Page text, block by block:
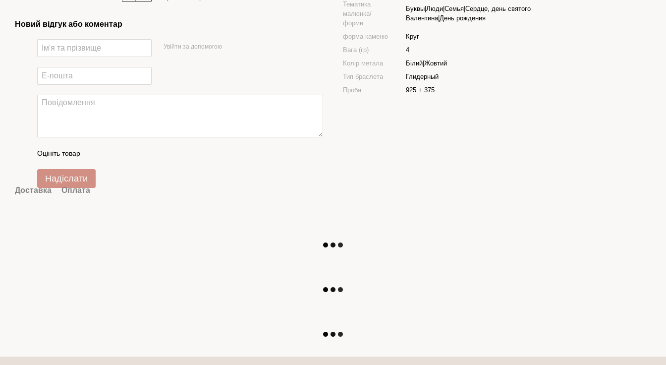
Новий відгук або коментар
Увійти за допомогою
Оцініть товар
Надіслати
Доставка Оплата
Тематика
малюнка/
форми
Буквы|Люди|Семья|Сердце, день святого
Валентина|День рождения
форма каменю
Круг
Вага (гр)
4
Колір метала
Білий|Жовтий
Тип браслета
Глидерный
Проба
925 + 375